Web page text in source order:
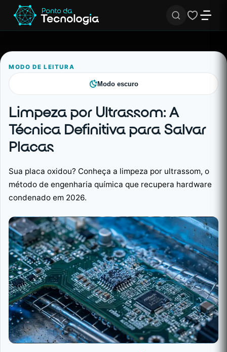
MODO DE LEITURA
Modo escuro
Limpeza por Ultrassom: A
Técnica Definitiva para Salvar
Placas
Sua placa oxidou? Conheça a limpeza por ultrassom, o
método de engenharia química que recupera hardware
condenado em 2026.